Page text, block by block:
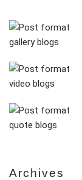
Archives